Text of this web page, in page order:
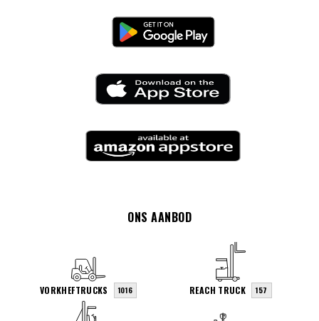
ONS AANBOD
VORKHEFTRUCKS 1016 REACH TRUCK 157